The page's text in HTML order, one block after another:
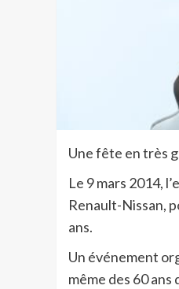
Une fête en très
Le 9 mars 2014,
Renault-Nissan,
ans.
Un événement
même des 60 ans